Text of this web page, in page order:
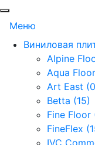
Меню
Виниловая
Alpine
Aqua
Art East
Betta (15)
Fine Floor
FineFlex
IVC